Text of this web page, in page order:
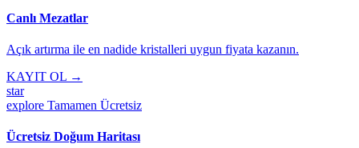
Canlı Mezatlar
Açık artırma ile en nadide kristalleri uygun fiyata kazanın.
KAYIT OL →
star
explore Tamamen Ücretsiz
Ücretsiz Doğum Haritası